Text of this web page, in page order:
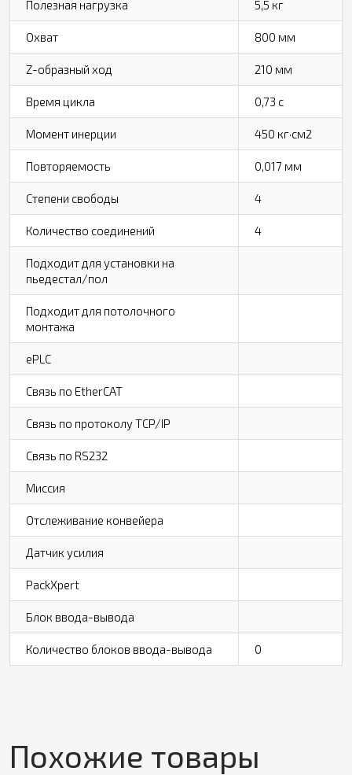
Полезная нагрузка 5,5 кг
Охват 800 мм
Z-образный ход 210 мм
Время цикла 0,73 с
Момент инерции 450 кг·см2
Повторяемость 0,017 мм
Степени свободы 4
Количество соединений 4
Подходит для установки на
пьедестал/пол
Подходит для потолочного
монтажа
ePLC
Связь по EtherCAT
Связь по протоколу TCP/IP
Связь по RS232
Миссия
Отслеживание конвейера
Датчик усилия
PackXpert
Блок ввода-вывода
Количество блоков ввода-вывода 0
Похожие товары